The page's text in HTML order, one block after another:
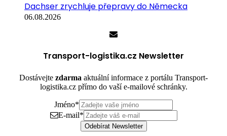
Dachser zrychluje přepravy do Německa
06.08.2026
Transport-logistika.cz Newsletter
Dostávejte zdarma aktuální informace z portálu Transport-
logistika.cz přímo do vaší e-mailové schránky.
Jméno*
E-mail*
Odebírat Newsletter